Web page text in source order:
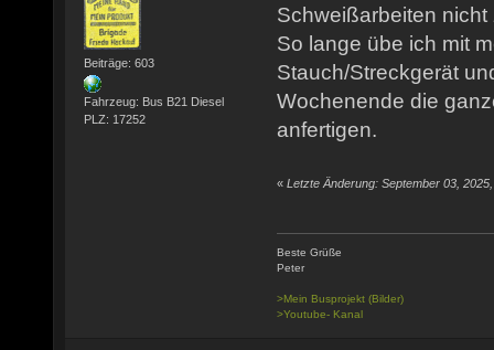
Beiträge: 603
Fahrzeug: Bus B21 Diesel
PLZ: 17252
Schweißarbeiten
So lange übe ich mit
Stauch/Streckgerät
Wochenende die
anfertigen.
« Letzte Änderung: September 03,
Beste Grüße
Peter
>Mein Busprojekt (Bilder)
>Youtube- Kanal